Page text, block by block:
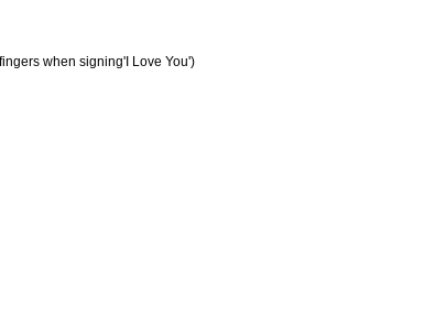
when signing'I Love You')